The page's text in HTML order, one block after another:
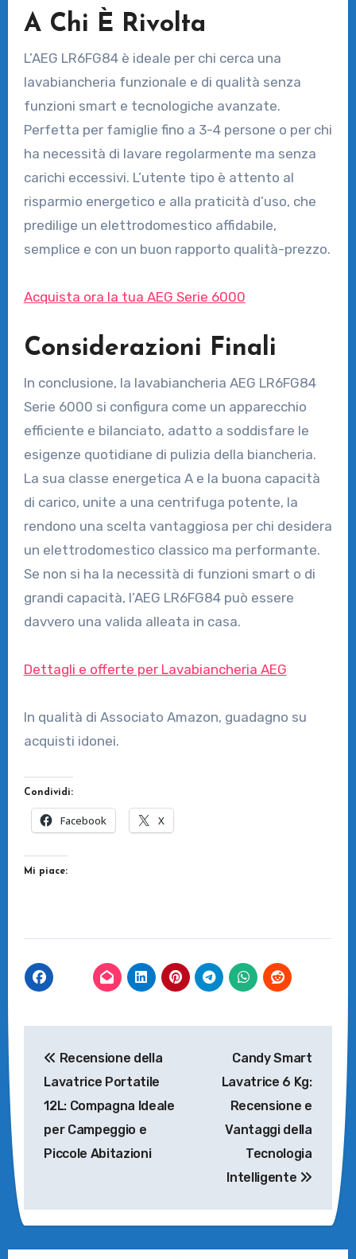
A Chi È Rivolta
L’AEG LR6FG84 è ideale per chi cerca una
lavabiancheria funzionale e di qualità senza
funzioni smart e tecnologiche avanzate.
Perfetta per famiglie fino a 3-4 persone o per chi
ha necessità di lavare regolarmente ma senza
carichi eccessivi. L’utente tipo è attento al
risparmio energetico e alla praticità d’uso, che
predilige un elettrodomestico affidabile,
semplice e con un buon rapporto qualità-prezzo.
Acquista ora la tua AEG Serie 6000
Considerazioni Finali
In conclusione, la lavabiancheria AEG LR6FG84
Serie 6000 si configura come un apparecchio
efficiente e bilanciato, adatto a soddisfare le
esigenze quotidiane di pulizia della biancheria.
La sua classe energetica A e la buona capacità
di carico, unite a una centrifuga potente, la
rendono una scelta vantaggiosa per chi desidera
un elettrodomestico classico ma performante.
Se non si ha la necessità di funzioni smart o di
grandi capacità, l’AEG LR6FG84 può essere
davvero una valida alleata in casa.
Dettagli e offerte per Lavabiancheria AEG
In qualità di Associato Amazon, guadagno su
acquisti idonei.
Condividi:
Facebook X
Mi piace:
articoli
Recensione della
Lavatrice Portatile
12L: Compagna Ideale
per Campeggio e
Piccole Abitazioni
Candy Smart
Lavatrice 6 Kg:
Recensione e
Vantaggi della
Tecnologia
Intelligente